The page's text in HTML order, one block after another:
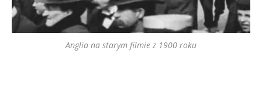
Anglia na starym filmie z 1900 roku